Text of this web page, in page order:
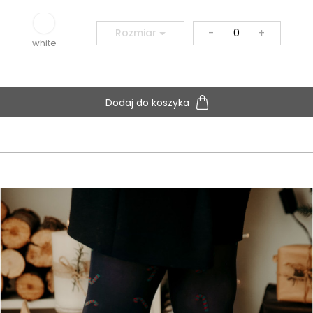
white
Rozmiar - +
Dodaj do koszyka